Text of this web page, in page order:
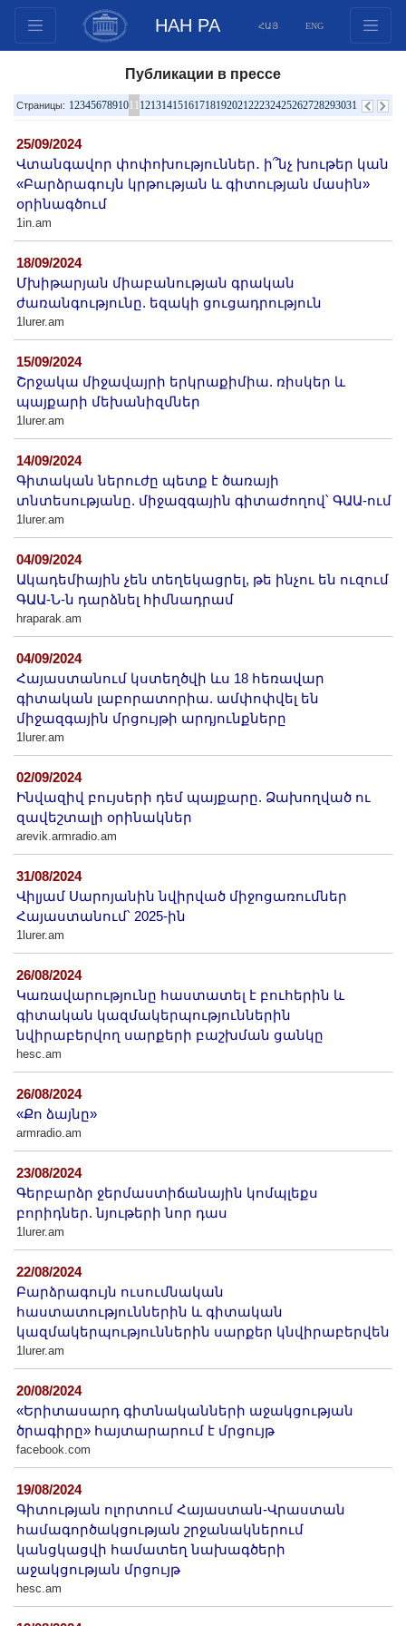
НАН РА ՀԱՅ ENG
Инновационные предложения
Публикации
Фонды
Конференции
Международное сотрудничество
Молодежные программы
Видеогалерея
Веб ресурсы
Другие академии
Газета "Гитутюн"
Публикации в прессе
Анонсы
Юбилеи
Университеты
Новости
Научные результаты
Ученые диаспоры
Трибуна молодого ученого
Наши заслуженные деятели
Объявления
Карта сайта
Поиск
Публикации в прессе
Страницы: 1234567891011 1213141516171819202122232425262728293031
25/09/2024
Վտանգավոր փոփոխություններ․ ի՞նչ խութեր կան
«Բարձրագույն կրթության և գիտության մասին»
օրինագծում
1in.am
18/09/2024
Մխիթարյան միաբանության գրական
ժառանգությունը. եզակի ցուցադրություն
1lurer.am
15/09/2024
Շրջակա միջավայրի երկրաքիմիա. ռիսկեր և
պայքարի մեխանիզմներ
1lurer.am
14/09/2024
Գիտական ներուժը պետք է ծառայի
տնտեսությանը. միջազգային գիտաժողով՝ ԳԱԱ-ում
1lurer.am
04/09/2024
Ակադեմիային չեն տեղեկացրել, թե ինչու են ուզում
ԳԱԱ-Ն-ն դարձնել հիմնադրամ
hraparak.am
04/09/2024
Հայաստանում կստեղծվի ևս 18 հեռավար
գիտական լաբորատորիա. ամփոփվել են
միջազգային մրցույթի արդյունքները
1lurer.am
02/09/2024
Ինվազիվ բույսերի դեմ պայքարը. Ձախողված ու
զավեշտալի օրինակներ
arevik.armradio.am
31/08/2024
Վիլյամ Սարոյանին նվիրված միջոցառումներ
Հայաստանում՝ 2025-ին
1lurer.am
26/08/2024
Կառավարությունը հաստատել է բուհերին և
գիտական կազմակերպություններին
նվիրաբերվող սարքերի բաշխման ցանկը
hesc.am
26/08/2024
«Քո ձայնը»
armradio.am
23/08/2024
Գերբարձր ջերմաստիճանային կոմպլեքս
բորիդներ. նյութերի նոր դաս
1lurer.am
22/08/2024
Բարձրագույն ուսումնական
հաստատություններին և գիտական
կազմակերպություններին սարքեր կնվիրաբերվեն
1lurer.am
20/08/2024
«Երիտասարդ գիտնականների աջակցության
ծրագիրը» հայտարարում է մրցույթ
facebook.com
19/08/2024
Գիտության ոլորտում Հայաստան-Վրաստան
համագործակցության շրջանակներում
կանցկացվի համատեղ նախագծերի
աջակցության մրցույթ
hesc.am